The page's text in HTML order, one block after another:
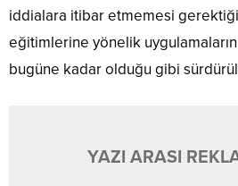
iddialara itibar etmemesi
eğitimlerine yönelik
bugüne kadar olduğu gibi
YAZI ARASI